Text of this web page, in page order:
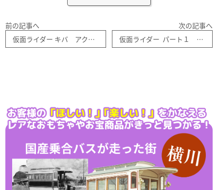
前の記事へ
仮面ライダー キバ アクションポーズ ５種セット バンダイ ガシャポン
次の記事へ
仮面ライダー パート１ ハイブリッド グレード 全４種セット バンダイ ガシャポン